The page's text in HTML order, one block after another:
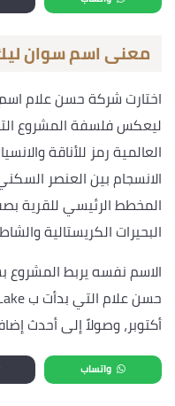
معنى اسم سوان
اختارت شركة حسن علام
ليعكس فلسفة المشروع
العالمية رمز للأناقة
الانسجام بين العنصر
المخطط الرئيسي للقرية
البحيرات الكريستالية
أكتوبر، وصولاً إلى أحدث
واتساب